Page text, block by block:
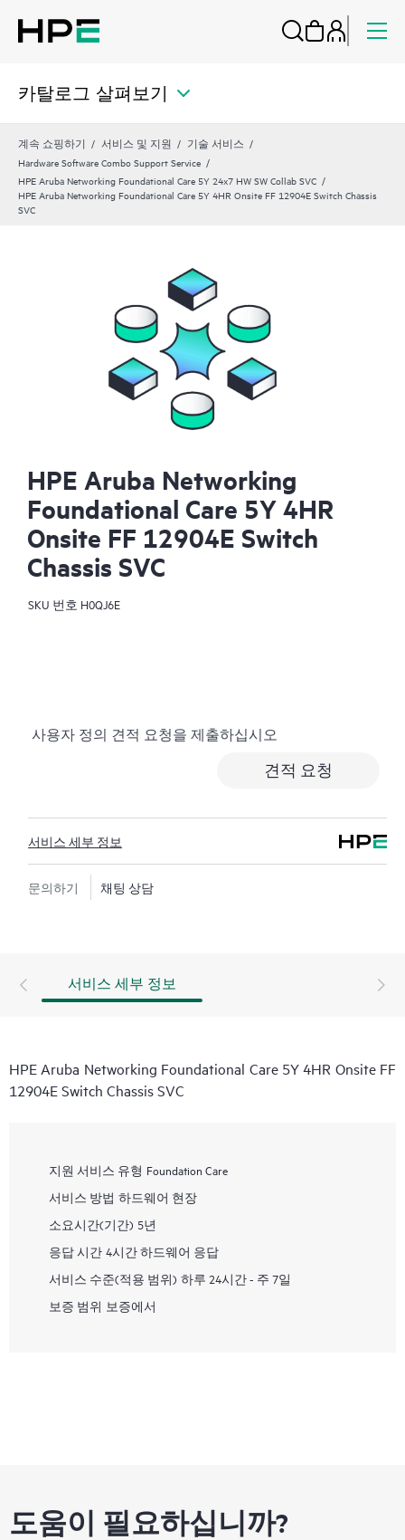
카탈로그 살펴보기
계속 쇼핑하기 서비스 및 지원
기술 서비스
Hardware Software Combo Support Service
HPE Aruba Networking Foundational Care 5Y 24x7 HW SW Collab SVC
HPE Aruba Networking Foundational Care 5Y 4HR Onsite FF 12904E Switch Chassis
SVC
HPE Aruba Networking
Foundational Care 5Y 4HR
Onsite FF 12904E Switch
Chassis SVC
SKU 번호 H0QJ6E
사용자 정의 견적 요청을 제출하십시오
견적 요청
서비스 세부 정보
문의하기 채팅 상담
서비스 세부 정보
HPE Aruba Networking Foundational Care 5Y 4HR Onsite FF
12904E Switch Chassis SVC
지원 서비스 유형 Foundation Care
서비스 방법 하드웨어 현장
소요시간(기간) 5년
응답 시간 4시간 하드웨어 응답
서비스 수준(적용 범위) 하루 24시간 - 주 7일
보증 범위 보증에서
도움이 필요하십니까?